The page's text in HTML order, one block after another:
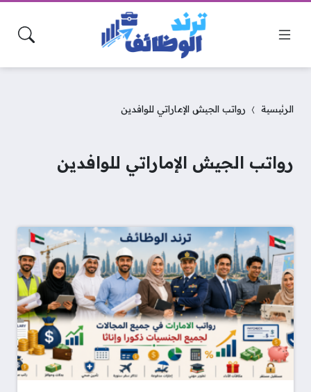
الرئيسية رواتب الجيش الإماراتي للوافدين
رواتب الجيش الإماراتي للوافدين